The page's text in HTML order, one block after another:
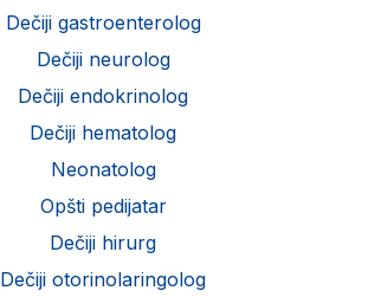
Dečiji gastroenterolog
Dečiji neurolog
Dečiji endokrinolog
Dečiji hematolog
Neonatolog
Opšti pedijatar
Dečiji hirurg
Dečiji otorinolaringolog